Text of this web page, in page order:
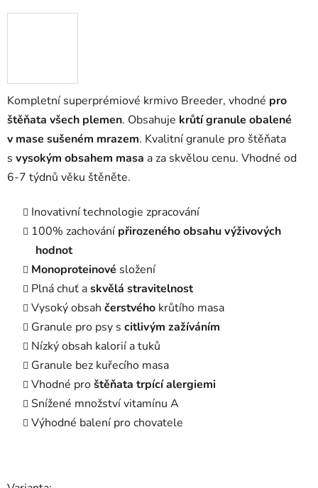
Kompletní superprémiové krmivo Breeder, vhodné pro
štěňata všech plemen. Obsahuje krůtí granule obalené
v mase sušeném mrazem. Kvalitní granule pro štěňata
s vysokým obsahem masa a za skvělou cenu. Vhodné od
6-7 týdnů věku štěněte.
Inovativní technologie zpracování
100% zachování přirozeného obsahu výživových
hodnot
Monoproteinové složení
Plná chuť askvělá stravitelnost
Vysoký obsah čerstvého krůtího masa
Granule pro psy s citlivým zažíváním
Nízký obsah kalorií a tuků
Granule bez kuřecího masa
Vhodné proštěňata trpící alergiemi
Snížené množství vitamínu A
Výhodné balení pro chovatele